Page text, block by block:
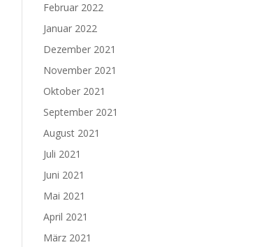
Februar 2022
Januar 2022
Dezember 2021
November 2021
Oktober 2021
September 2021
August 2021
Juli 2021
Juni 2021
Mai 2021
April 2021
März 2021